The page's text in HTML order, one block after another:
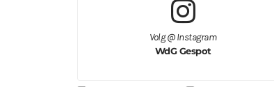
Volg @ Instagram
WdG Gespot